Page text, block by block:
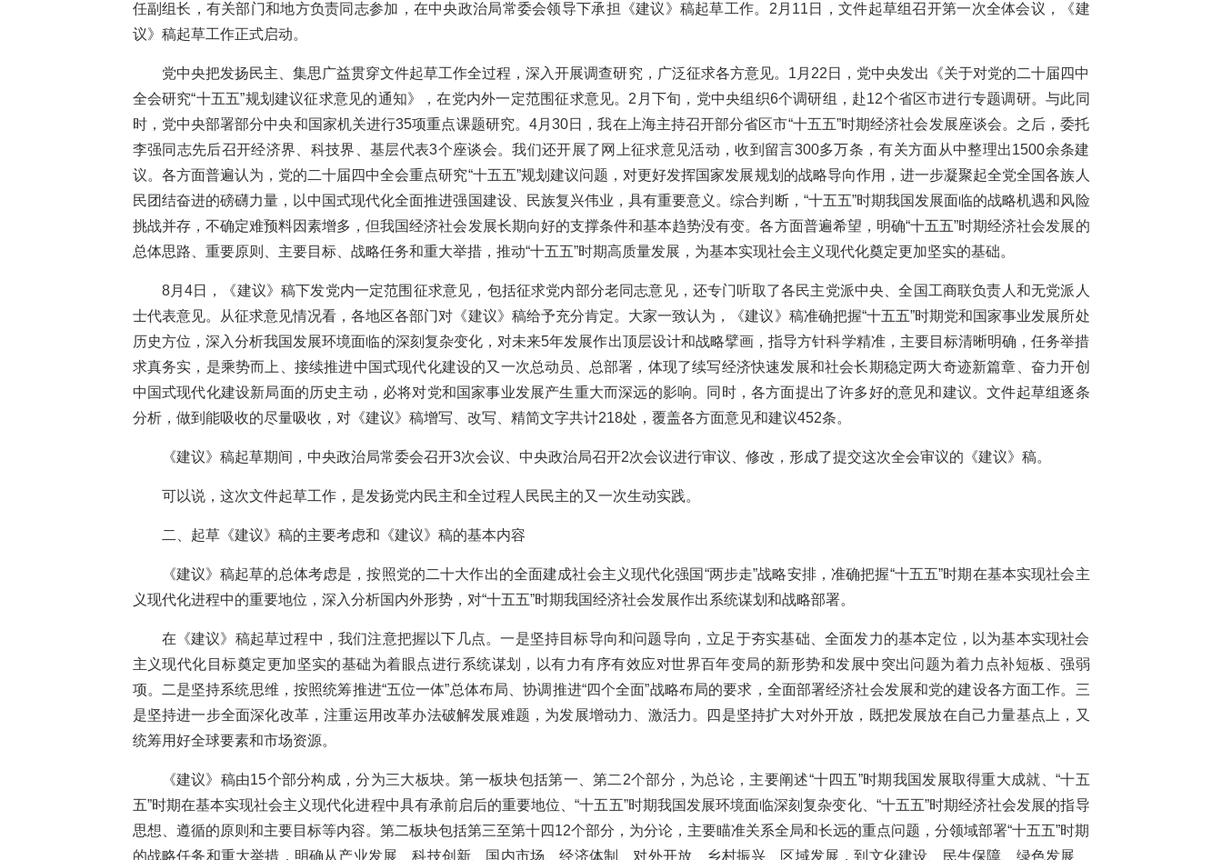
任副组长，有关部门和地方负责同志参加，在中央政治局常委会领导下承担《建议》稿起草工作。2月11日，文件起草组召开第一次全体会议，《建
议》稿起草工作正式启动。
党中央把发扬民主、集思广益贯穿文件起草工作全过程，深入开展调查研究，广泛征求各方意见。1月22日，党中央发出《关于对党的二十届四中
全会研究“十五五”规划建议征求意见的通知》，在党内外一定范围征求意见。2月下旬，党中央组织6个调研组，赴12个省区市进行专题调研。与此同
时，党中央部署部分中央和国家机关进行35项重点课题研究。4月30日，我在上海主持召开部分省区市“十五五”时期经济社会发展座谈会。之后，委托
李强同志先后召开经济界、科技界、基层代表3个座谈会。我们还开展了网上征求意见活动，收到留言300多万条，有关方面从中整理出1500余条建
议。各方面普遍认为，党的二十届四中全会重点研究“十五五”规划建议问题，对更好发挥国家发展规划的战略导向作用，进一步凝聚起全党全国各族人
民团结奋进的磅礴力量，以中国式现代化全面推进强国建设、民族复兴伟业，具有重要意义。综合判断，“十五五”时期我国发展面临的战略机遇和风险
挑战并存，不确定难预料因素增多，但我国经济社会发展长期向好的支撑条件和基本趋势没有变。各方面普遍希望，明确“十五五”时期经济社会发展的
总体思路、重要原则、主要目标、战略任务和重大举措，推动“十五五”时期高质量发展，为基本实现社会主义现代化奠定更加坚实的基础。
8月4日，《建议》稿下发党内一定范围征求意见，包括征求党内部分老同志意见，还专门听取了各民主党派中央、全国工商联负责人和无党派人
士代表意见。从征求意见情况看，各地区各部门对《建议》稿给予充分肯定。大家一致认为，《建议》稿准确把握“十五五”时期党和国家事业发展所处
历史方位，深入分析我国发展环境面临的深刻复杂变化，对未来5年发展作出顶层设计和战略擘画，指导方针科学精准，主要目标清晰明确，任务举措
求真务实，是乘势而上、接续推进中国式现代化建设的又一次总动员、总部署，体现了续写经济快速发展和社会长期稳定两大奇迹新篇章、奋力开创
中国式现代化建设新局面的历史主动，必将对党和国家事业发展产生重大而深远的影响。同时，各方面提出了许多好的意见和建议。文件起草组逐条
分析，做到能吸收的尽量吸收，对《建议》稿增写、改写、精简文字共计218处，覆盖各方面意见和建议452条。
《建议》稿起草期间，中央政治局常委会召开3次会议、中央政治局召开2次会议进行审议、修改，形成了提交这次全会审议的《建议》稿。
可以说，这次文件起草工作，是发扬党内民主和全过程人民民主的又一次生动实践。
二、起草《建议》稿的主要考虑和《建议》稿的基本内容
《建议》稿起草的总体考虑是，按照党的二十大作出的全面建成社会主义现代化强国“两步走”战略安排，准确把握“十五五”时期在基本实现社会主
义现代化进程中的重要地位，深入分析国内外形势，对“十五五”时期我国经济社会发展作出系统谋划和战略部署。
在《建议》稿起草过程中，我们注意把握以下几点。一是坚持目标导向和问题导向，立足于夯实基础、全面发力的基本定位，以为基本实现社会
主义现代化目标奠定更加坚实的基础为着眼点进行系统谋划，以有力有序有效应对世界百年变局的新形势和发展中突出问题为着力点补短板、强弱
项。二是坚持系统思维，按照统筹推进“五位一体”总体布局、协调推进“四个全面”战略布局的要求，全面部署经济社会发展和党的建设各方面工作。三
是坚持进一步全面深化改革，注重运用改革办法破解发展难题，为发展增动力、激活力。四是坚持扩大对外开放，既把发展放在自己力量基点上，又
统筹用好全球要素和市场资源。
《建议》稿由15个部分构成，分为三大板块。第一板块包括第一、第二2个部分，为总论，主要阐述“十四五”时期我国发展取得重大成就、“十五
五”时期在基本实现社会主义现代化进程中具有承前启后的重要地位、“十五五”时期我国发展环境面临深刻复杂变化、“十五五”时期经济社会发展的指导
思想、遵循的原则和主要目标等内容。第二板块包括第三至第十四12个部分，为分论，主要瞄准关系全局和长远的重点问题，分领域部署“十五五”时期
的战略任务和重大举措，明确从产业发展、科技创新、国内市场、经济体制、对外开放、乡村振兴、区域发展，到文化建设、民生保障、绿色发展、